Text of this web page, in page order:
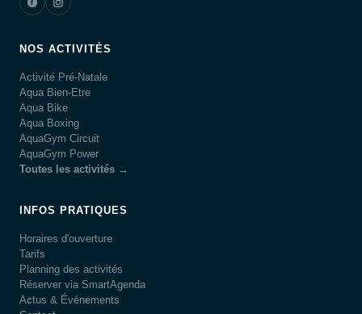
NOS ACTIVITÉS
Activité Pré-Natale
Aqua Bien-Etre
Aqua Bike
Aqua Boxing
AquaGym Circuit
AquaGym Power
Toutes les activités →
INFOS PRATIQUES
Horaires d'ouverture
Tarifs
Planning des activités
Réserver via SmartAgenda
Actus & Événements